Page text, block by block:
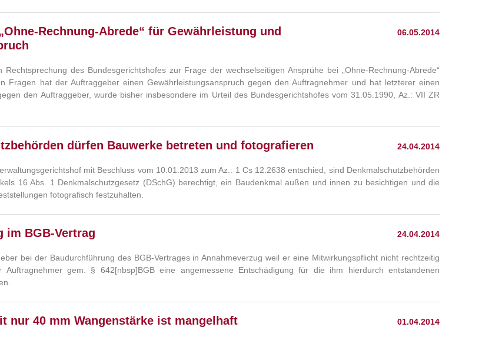
06.05.2014
Rechnung-Abrede“ für Gewährleistung und
Rechtsprechung des Bundesgerichtshofes zur Frage der wechselseitigen Ansprühe bei „Ohne-Rechnung-Abrede“
Fragen hat der Auftraggeber einen Gewährleistungsanspruch gegen den Auftragnehmer und hat letzterer einen
den Auftraggeber, wurde bisher insbesondere im Urteil des Bundesgerichtshofes vom 31.05.1990, Az.: VII ZR
24.04.2014
dürfen Bauwerke betreten und fotografieren
mit Beschluss vom 10.01.2013 zum Az.: 1 Cs 12.2638 entschied, sind Denkmalschutzbehörden
16 Abs. 1 Denkmalschutzgesetz (DSchG) berechtigt, ein Baudenkmal außen und innen zu besichtigen und die
fotografisch festzuhalten.
24.04.2014
im BGB-Vertrag
bei der Baudurchführung des BGB-Vertrages in Annahmeverzug weil er eine Mitwirkungspflicht nicht rechtzeitig
gem. § 642[nbsp]BGB eine angemessene Entschädigung für die ihm hierdurch entstandenen
01.04.2014
nur 40 mm Wangenstärke ist mangelhaft